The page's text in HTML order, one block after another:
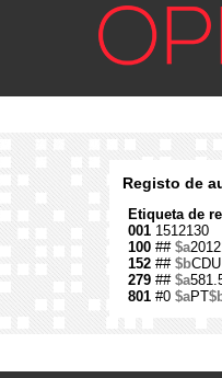
Registo de
Etiqueta de
001 1512130
100 ## $a
152 ## $bCDU
279 ## $a
801 #0 $aPT